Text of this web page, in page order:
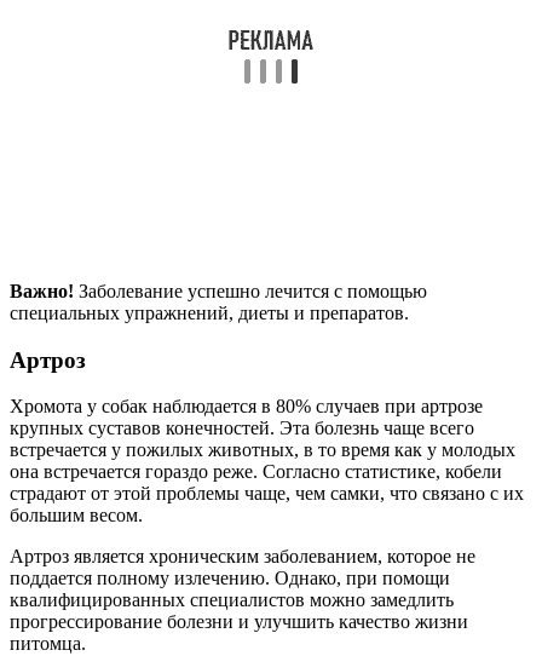
Важно! Заболевание успешно лечится с помощью
специальных упражнений, диеты и препаратов.
Артроз
Хромота у собак наблюдается в 80% случаев при артрозе
крупных суставов конечностей. Эта болезнь чаще всего
встречается у пожилых животных, в то время как у молодых
она встречается гораздо реже. Согласно статистике, кобели
страдают от этой проблемы чаще, чем самки, что связано с их
большим весом.
Артроз является хроническим заболеванием, которое не
поддается полному излечению. Однако, при помощи
квалифицированных специалистов можно замедлить
прогрессирование болезни и улучшить качество жизни
питомца.